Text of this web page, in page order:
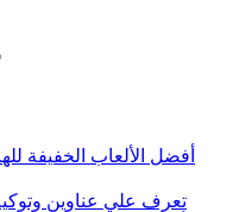
أفضل الألعاب الخفيفة
تعرف علي عناوين